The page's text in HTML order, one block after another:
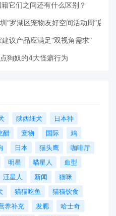
它们之间还有什么区别？
“罗湖区宠物友好空间活动周”启动
议产品应满足“双视角需求”
狗奴的4大怪癖行为
陕西细犬
日本狆
醋 宠物 国际
鸡
日本 猫头鹰
咖啡厅
明星 喵星人
血型
汪星人 新闻
猫咪
猫猫吃鱼
猫猫饮食
养补充 发腮
哈士奇